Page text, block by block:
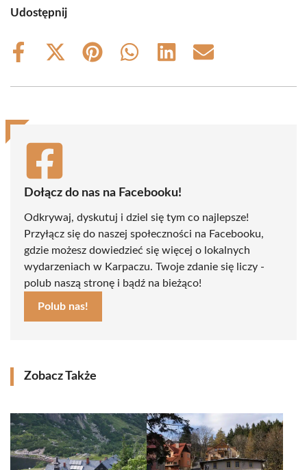
Udostępnij
Share
Share
(Twitter)
Share
Share
Share
Share
Dołącz do nas na Facebooku!
Odkrywaj, dyskutuj i dziel się tym co najlepsze!
Przyłącz się do naszej społeczności na Facebooku,
gdzie możesz dowiedzieć się więcej o lokalnych
wydarzeniach w Karpaczu. Twoje zdanie się liczy -
polub naszą stronę i bądź na bieżąco!
Polub nas!
Zobacz Także